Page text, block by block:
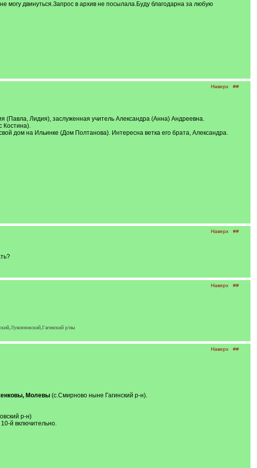
двинуться.Запрос в архив не посылала.Буду благодарна за любую
Наверх ##
Лидия), заслуженная учитель Александра (Анна) Андреевна.
Костина).
дом на Ильинке (Дом Полтанова). Интересна ветка его брата, Александра.
Наверх ##
Наверх ##
р/ны
Наверх ##
Молевы(с.Смирново ныне Гагинский р-н).
р-н)
й включительно.